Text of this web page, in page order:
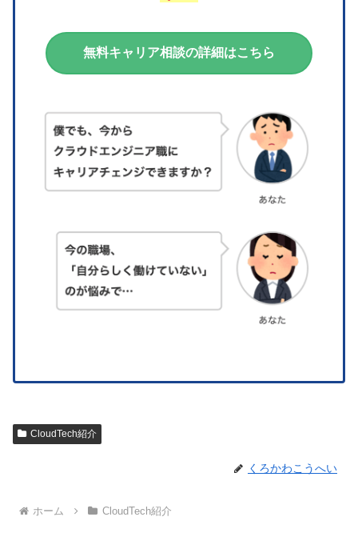
無料キャリア相談の詳細はこちら
CloudTech紹介
くろかわこうへい
ホーム CloudTech紹介